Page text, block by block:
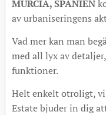
MURCIA, SPANIEN
av urbaniseringens
Vad mer kan man
med all lyx av
funktioner.
Helt enkelt otroligt, vi
Estate bjuder in dig